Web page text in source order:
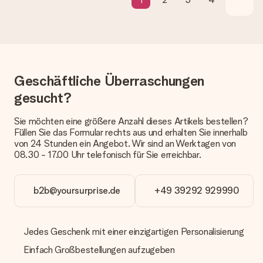
Welche Lieferoptionen stehen zur Verfügung?
Zahlung
Wie kann ich meine Bestellung bezahlen?
Wir bieten die folgenden Zahlungsoptionen an: Vorauskasse
mit normaler Überweisung, Sofortüberweisung, Paypal,
Kreditkarte oder auf Rechnung über Klarna. Bei einer
manuellen Überweisung verlängert sich die Lieferzeit des
Geschenk empfangen
Was, wenn das Geschenk meine Erwartungen nicht
Sollte das Geschenk wider Erwarten deine Erwartungen nicht
erfüllen, bitten wir dich, unseren Kundenservice zu
kontaktieren. Dort wird dir umgehend ein passender
Geschäftliche Überraschungen
gesucht?
Sie möchten eine größere Anzahl dieses Artikels bestellen?
Füllen Sie das Formular rechts aus und erhalten Sie innerhalb
von 24 Stunden ein Angebot. Wir sind an Werktagen von
08.30 - 17.00 Uhr telefonisch für Sie erreichbar.
b2b@yoursurprise.de +49 39292 929990
Jedes Geschenk mit einer einzigartigen Personalisierung
Einfach Großbestellungen aufzugeben